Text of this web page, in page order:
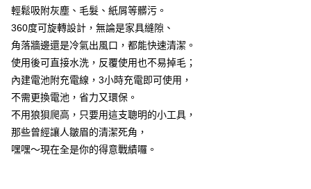
是否繳費成功／繳費後需取消欲退款等相關疑問，請聯繫「AFTEE先享後付
客戶支援中心」
https://netprotections.freshdesk.com/support/home
【注意事項】
１．透過由恩沛科技股份有限公司提供之「AFTEE先享後付」服務完成之交
易，需依本服務之必要範圍內提供個人資料，並將交易相關給付款項請求債
權轉讓予恩沛科技股份有限公司。
２．關於個人資料處理事宜，請瀏覽以下網址：
３．未成年的使用者請事先徵得法定代理人或監護人之同意方可使用
「AFTEE先享後付」，若未經同意申辦者引起之損失，本公司不負相關責
任。
４．使用「AFTEE先享後付」時，將依據個別帳號之用戶狀況，依本公司即
每筆NT$100，滿NT$799(含以上)免運費
離島宅配
每筆NT$150
輕鬆吸附灰塵、毛髮、紙屑等髒污。
360度可旋轉設計，無論是家具縫隙、
角落牆邊還是冷氣出風口，都能快速清潔。
使用後可直接水洗，反覆使用也不易掉毛；
內建電池附充電線，3小時充電即可使用，
不需更換電池，省力又環保。
不用狼狽爬高，只要用這支聰明的小工具，
那些曾經讓人皺眉的清潔死角，
嘿嘿～現在全是你的得意戰績囉。